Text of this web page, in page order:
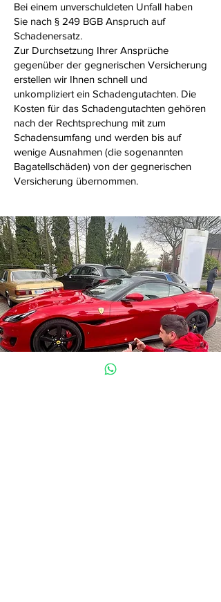
Bei einem unverschuldeten Unfall haben
Sie nach § 249 BGB Anspruch auf
Schadenersatz.
Zur Durchsetzung Ihrer Ansprüche
gegenüber der gegnerischen Versicherung
erstellen wir Ihnen schnell und
unkompliziert ein Schadengutachten. Die
Kosten für das Schadengutachten gehören
nach der Rechtsprechung mit zum
Schadensumfang und werden bis auf
wenige Ausnahmen (die sogenannten
Bagatellschäden) von der gegnerischen
Versicherung übernommen.